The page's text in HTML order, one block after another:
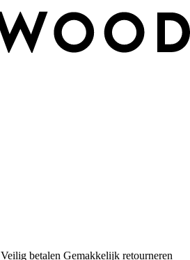
Veilig betalen Gemakkelijk retourneren